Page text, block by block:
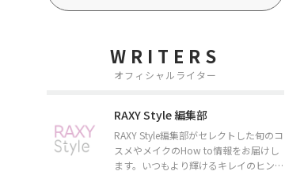
WRITERS
オフィシャルライター
RAXY Style 編集部
RAXY Style編集部がセレクトした旬のコ
スメやメイクのHow to情報をお届けし
ます。いつもより輝けるキレイのヒント